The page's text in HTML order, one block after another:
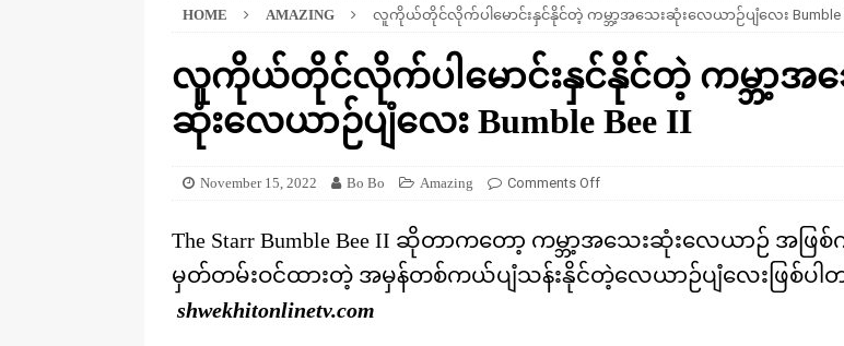
[ November 28, 2023 ] ကမ္ဘာပေါ်မှာ တစ်ခုတည်းရှိတဲ့ စိတ်ကူးယဉ်ဆန်ဆန် ရေအောက်ပန်းခြံ
[ November 28, 2023 ] တွဲပေါင်း (၆၀၀) ကျော်နဲ့ ကမ္ဘာ့အရှည်ဆုံး မီးရထားကြီး KNOWLEDGE
[ August 20, 2025 ] ဒိုင်နိုဆောတွေကို မျိုးတုံးစေခဲ့တဲ့ ဥက္ကာခဲကြီးရဲ့ အဖျက်စွမ်းအား ဘယ်လောက်ရှိခဲ့
KNOWLEDGE
HOME AMAZING လူကိုယ်တိုင်လိုက်ပါမောင်းနှင်နိုင်တဲ့ ကမ္ဘာ့အသေးဆုံးလေယာဉ်ပျံလေး Bumble
လူကိုယ်တိုင်လိုက်ပါမောင်းနှင်နိုင်တဲ့ ကမ္ဘာ့အ
ဆုံးလေယာဉ်ပျံလေး Bumble Bee II
November 15, 2022 Bo Bo Amazing Comments Off
The Starr Bumble Bee II ဆိုတာကတော့ ကမ္ဘာ့အသေးဆုံးလေယာဉ် အဖြစ်
မှတ်တမ်းဝင်ထားတဲ့ အမှန်တစ်ကယ်ပျံသန်းနိုင်တဲ့လေယာဉ်ပျံလေးဖြစ်ပါ
shwekhitonlinetv.com